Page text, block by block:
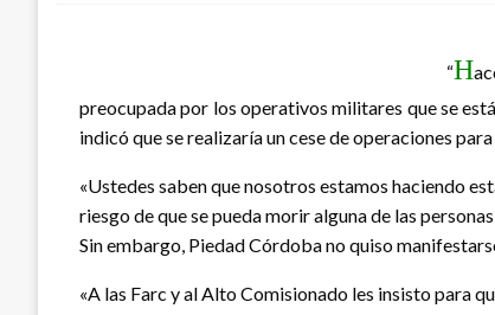
“H
preocupada por los operativos militares que se
indicó que se realizaría un cese de operaciones
«Ustedes saben que nosotros estamos haciendo
riesgo de que se pueda morir alguna de las
Sin embargo, Piedad Córdoba no quiso
«A las Farc y al Alto Comisionado les insisto para